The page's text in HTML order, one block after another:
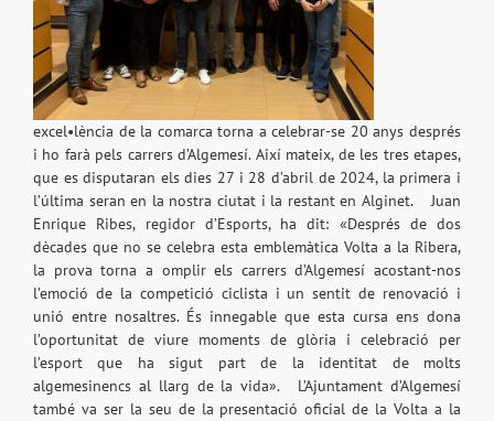
excel•lència de la comarca torna a celebrar-se 20 anys després
i ho farà pels carrers d’Algemesí. Així mateix, de les tres etapes,
que es disputaran els dies 27 i 28 d’abril de 2024, la primera i
l’última seran en la nostra ciutat i la restant en Alginet. Juan
Enrique Ribes, regidor d’Esports, ha dit: «Després de dos
dècades que no se celebra esta emblemàtica Volta a la Ribera,
la prova torna a omplir els carrers d’Algemesí acostant-nos
l’emoció de la competició ciclista i un sentit de renovació i
unió entre nosaltres. És innegable que esta cursa ens dona
l’oportunitat de viure moments de glòria i celebració per
l’esport que ha sigut part de la identitat de molts
algemesinencs al llarg de la vida». L’Ajuntament d’Algemesí
també va ser la seu de la presentació oficial de la Volta a la